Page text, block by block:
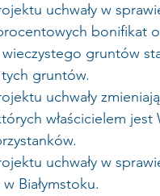
uchwały w
bonifikat
gruntów
gruntów.
uchwały
właścicielem
uchwały w
Białymstoku.